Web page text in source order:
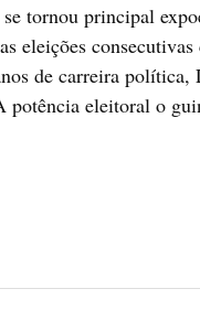
tornou principal
eleições
de carreira política,
potência eleitoral o